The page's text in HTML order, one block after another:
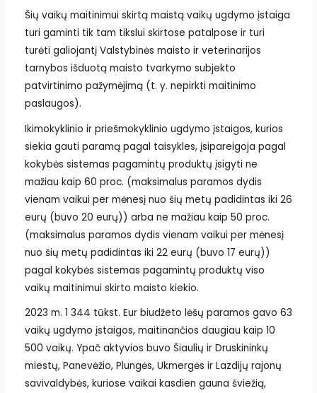
Šių vaikų maitinimui skirtą maistą vaikų ugdymo įstaiga
turi gaminti tik tam tikslui skirtose patalpose ir turi
turėti galiojantį Valstybinės maisto ir veterinarijos
tarnybos išduotą maisto tvarkymo subjekto
patvirtinimo pažymėjimą (t. y. nepirkti maitinimo
paslaugos).
Ikimokyklinio ir priešmokyklinio ugdymo įstaigos, kurios
siekia gauti paramą pagal taisykles, įsipareigoja pagal
kokybės sistemas pagamintų produktų įsigyti ne
mažiau kaip 60 proc. (maksimalus paramos dydis
vienam vaikui per mėnesį nuo šių metų padidintas iki 26
eurų (buvo 20 eurų)) arba ne mažiau kaip 50 proc.
(maksimalus paramos dydis vienam vaikui per mėnesį
nuo šių metų padidintas iki 22 eurų (buvo 17 eurų))
pagal kokybės sistemas pagamintų produktų viso
vaikų maitinimui skirto maisto kiekio.
2023 m. 1 344 tūkst. Eur biudžeto lėšų paramos gavo 63
vaikų ugdymo įstaigos, maitinančios daugiau kaip 10
500 vaikų. Ypač aktyvios buvo Šiaulių ir Druskininkų
miestų, Panevėžio, Plungės, Ukmergės ir Lazdijų rajonų
savivaldybės, kuriose vaikai kasdien gauna šviežią,